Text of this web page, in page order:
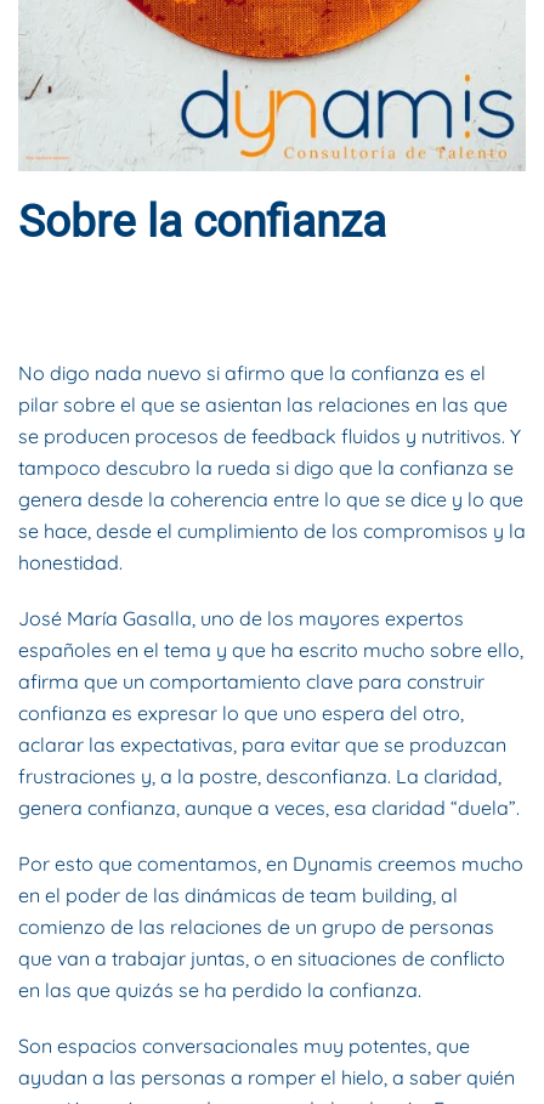
Sobre la confianza
No digo nada nuevo si afirmo que la confianza es el
pilar sobre el que se asientan las relaciones en las que
se producen procesos de feedback fluidos y nutritivos. Y
tampoco descubro la rueda si digo que la confianza se
genera desde la coherencia entre lo que se dice y lo que
se hace, desde el cumplimiento de los compromisos y la
honestidad.
José María Gasalla, uno de los mayores expertos
españoles en el tema y que ha escrito mucho sobre ello,
afirma que un comportamiento clave para construir
confianza es expresar lo que uno espera del otro,
aclarar las expectativas, para evitar que se produzcan
frustraciones y, a la postre, desconfianza. La claridad,
genera confianza, aunque a veces, esa claridad “duela”.
Por esto que comentamos, en Dynamis creemos mucho
en el poder de las dinámicas de team building, al
comienzo de las relaciones de un grupo de personas
que van a trabajar juntas, o en situaciones de conflicto
en las que quizás se ha perdido la confianza.
Son espacios conversacionales muy potentes, que
ayudan a las personas a romper el hielo, a saber quién